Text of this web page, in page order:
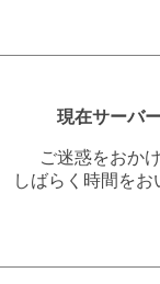
現在サーバ
ご迷惑をおか
しばらく時間を